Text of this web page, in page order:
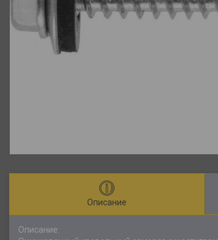
Описание
Описание: